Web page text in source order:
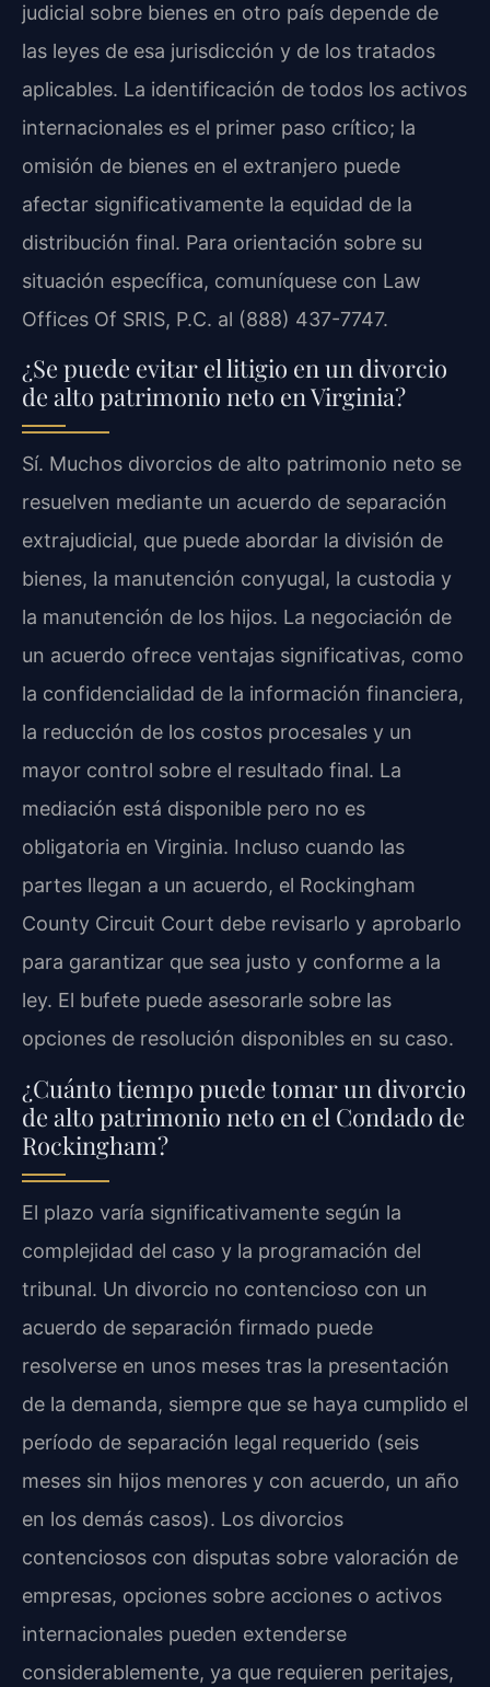
judicial sobre bienes en otro país depende de
las leyes de esa jurisdicción y de los tratados
aplicables. La identificación de todos los activos
internacionales es el primer paso crítico; la
omisión de bienes en el extranjero puede
afectar significativamente la equidad de la
distribución final. Para orientación sobre su
situación específica, comuníquese con Law
Offices Of SRIS, P.C. al (888) 437-7747.
¿Se puede evitar el litigio en un divorcio
de alto patrimonio neto en Virginia?
Sí. Muchos divorcios de alto patrimonio neto se
resuelven mediante un acuerdo de separación
extrajudicial, que puede abordar la división de
bienes, la manutención conyugal, la custodia y
la manutención de los hijos. La negociación de
un acuerdo ofrece ventajas significativas, como
la confidencialidad de la información financiera,
la reducción de los costos procesales y un
mayor control sobre el resultado final. La
mediación está disponible pero no es
obligatoria en Virginia. Incluso cuando las
partes llegan a un acuerdo, el Rockingham
County Circuit Court debe revisarlo y aprobarlo
para garantizar que sea justo y conforme a la
ley. El bufete puede asesorarle sobre las
opciones de resolución disponibles en su caso.
¿Cuánto tiempo puede tomar un divorcio
de alto patrimonio neto en el Condado de
Rockingham?
El plazo varía significativamente según la
complejidad del caso y la programación del
tribunal. Un divorcio no contencioso con un
acuerdo de separación firmado puede
resolverse en unos meses tras la presentación
de la demanda, siempre que se haya cumplido el
período de separación legal requerido (seis
meses sin hijos menores y con acuerdo, un año
en los demás casos). Los divorcios
contenciosos con disputas sobre valoración de
empresas, opciones sobre acciones o activos
internacionales pueden extenderse
considerablemente, ya que requieren peritajes,